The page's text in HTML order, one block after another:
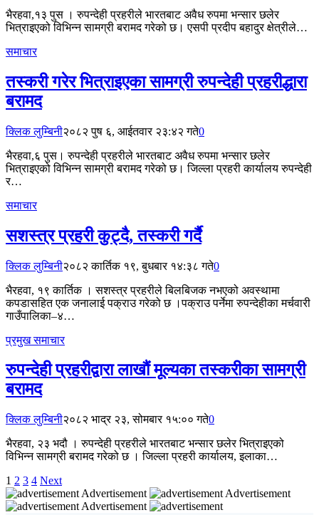
भैरहवा,१३ पुस । रुपन्देही प्रहरीले भारतबाट अवैध रुपमा भन्सार छलेर
भित्राइएको विभिन्न सामग्री बरामद गरेको छ। एसपी प्रदीप बहादुर क्षेत्रीले…
समाचार
तस्करी गरेर भित्राइएका सामग्री रुपन्देही प्रहरीद्धारा
बरामद
क्लिक लुम्बिनी२०८२ पुष ६, आईतवार २३:४२ गते0
भैरहवा,६ पुस। रुपन्देही प्रहरीले भारतबाट अवैध रुपमा भन्सार छलेर
भित्राइएको विभिन्न सामग्री बरामद गरेको छ। जिल्ला प्रहरी कार्यालय रुपन्देही
र…
समाचार
सशस्त्र प्रहरी कुट्दै, तस्करी गर्दै
क्लिक लुम्बिनी२०८२ कार्तिक १९, बुधबार १४:३८ गते0
भैरहवा, १९ कार्तिक । सशस्त्र प्रहरीले बिलबिजक नभएको अवस्थामा
कपडासहित एक जनालाई पक्राउ गरेको छ ।पक्राउ पर्नेमा रुपन्देहीका मर्चवारी
गाउँपालिका–४…
प्रमुख समाचार
रुपन्देही प्रहरीद्वारा लाखौं मूल्यका तस्करीका सामग्री
बरामद
क्लिक लुम्बिनी२०८२ भाद्र २३, सोमबार १५:०० गते0
भैरहवा, २३ भदौ । रुपन्देही प्रहरीले भारतबाट भन्सार छलेर भित्राइएको
विभिन्न सामग्री बरामद गरेको छ । जिल्ला प्रहरी कार्यालय, इलाका…
1 2 3 4 Next
Advertisement
Advertisement
Advertisement